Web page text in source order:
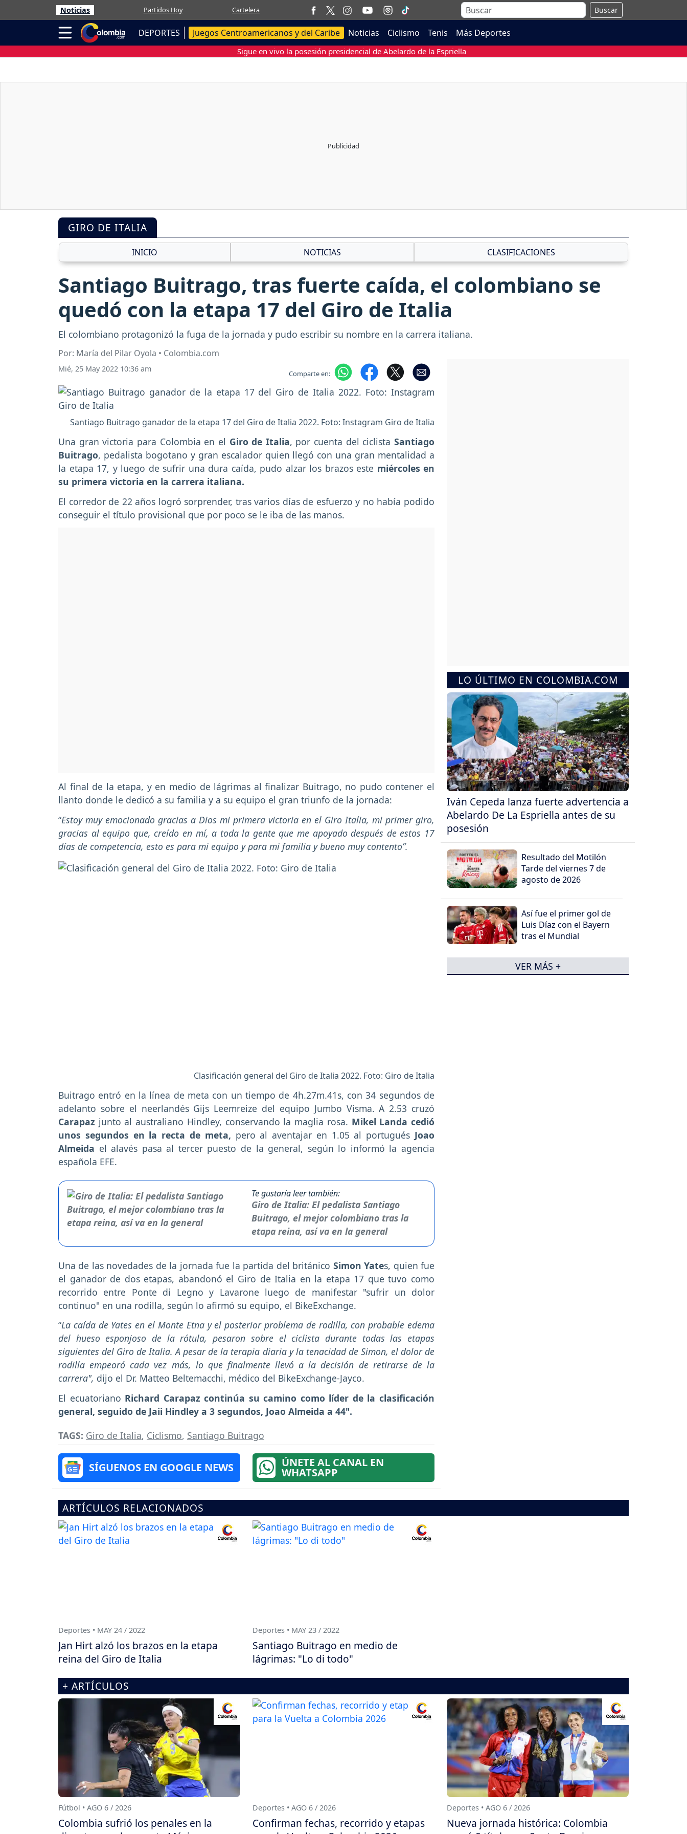
Noticias Partidos Hoy Cartelera Buscar
DEPORTES Juegos Centroamericanos y del Caribe Noticias Ciclismo Tenis Más Deportes
Sigue en vivo la posesión presidencial de Abelardo de la Espriella
GIRO DE ITALIA
INICIO NOTICIAS CLASIFICACIONES
Santiago Buitrago, tras fuerte caída, el colombiano se
quedó con la etapa 17 del Giro de Italia
El colombiano protagonizó la fuga de la jornada y pudo escribir su nombre en la carrera italiana.
Por: María del Pilar Oyola • Colombia.com
Mié, 25 May 2022 10:36 am Comparte en:
Santiago Buitrago ganador de la etapa 17 del Giro de Italia 2022. Foto: Instagram Giro de Italia
Una gran victoria para Colombia en el Giro de Italia, por cuenta del ciclistaSantiago
Buitrago, pedalista bogotano y gran escalador quien llegó con una gran mentalidad a
la etapa 17, y luego de sufrir una dura caída, pudo alzar los brazos este miércoles en
su primera victoria en la carrera italiana.
El corredor de 22 años logró sorprender, tras varios días de esfuerzo y no había podido
conseguir el título provisional que por poco se le iba de las manos.
Al final de la etapa, y en medio de lágrimas al finalizar Buitrago, no pudo contener el
llanto donde le dedicó a su familia y a su equipo el gran triunfo de la jornada:
“Estoy muy emocionado gracias a Dios mi primera victoria en el Giro Italia, mi primer giro,
gracias al equipo que, creído en mí, a toda la gente que me apoyado después de estos 17
días de competencia, esto es para mi equipo y para mi familia y bueno muy contento”.
Clasificación general del Giro de Italia 2022. Foto: Giro de Italia
Buitrago entró en la línea de meta con un tiempo de 4h.27m.41s, con 34 segundos de
adelanto sobre el neerlandés Gijs Leemreize del equipo Jumbo Visma. A 2.53 cruzó
Carapaz junto al australiano Hindley, conservando la maglia rosa. Mikel Landa cedió
unos segundos en la recta de meta, pero al aventajar en 1.05 al portugués Joao
Almeida el alavés pasa al tercer puesto de la general, según lo informó la agencia
española EFE.
Te gustaría leer también:
Giro de Italia: El pedalista Santiago
Buitrago, el mejor colombiano tras la
etapa reina, así va en la general
Una de las novedades de la jornada fue la partida del británico Simon Yates, quien fue
el ganador de dos etapas, abandonó el Giro de Italia en la etapa 17 que tuvo como
recorrido entre Ponte di Legno y Lavarone luego de manifestar "sufrir un dolor
continuo" en una rodilla, según lo afirmó su equipo, el BikeExchange.
“La caída de Yates en el Monte Etna y el posterior problema de rodilla, con probable edema
del hueso esponjoso de la rótula, pesaron sobre el ciclista durante todas las etapas
siguientes del Giro de Italia. A pesar de la terapia diaria y la tenacidad de Simon, el dolor de
rodilla empeoró cada vez más, lo que finalmente llevó a la decisión de retirarse de la
carrera", dijo el Dr. Matteo Beltemacchi, médico del BikeExchange-Jayco.
El ecuatoriano Richard Carapaz continúa su camino como líder de la clasificación
general, seguido de Jaii Hindley a 3 segundos, Joao Almeida a 44".
TAGS: Giro de Italia, Ciclismo, Santiago Buitrago
SÍGUENOS EN GOOGLE NEWS ÚNETE AL CANAL EN
WHATSAPP
LO ÚLTIMO EN COLOMBIA.COM
Iván Cepeda lanza fuerte advertencia a
Abelardo De La Espriella antes de su
posesión
Resultado del Motilón
Tarde del viernes 7 de
agosto de 2026
Así fue el primer gol de
Luis Díaz con el Bayern
tras el Mundial
VER MÁS +
ARTÍCULOS RELACIONADOS
Deportes • MAY 24 / 2022
Jan Hirt alzó los brazos en la etapa
reina del Giro de Italia
Deportes • MAY 23 / 2022
Santiago Buitrago en medio de
lágrimas: "Lo di todo"
+ ARTÍCULOS
Fútbol • AGO 6 / 2026
Colombia sufrió los penales en la
Deportes • AGO 6 / 2026
Confirman fechas, recorrido y etapas
Deportes • AGO 6 / 2026
Nueva jornada histórica: Colombia